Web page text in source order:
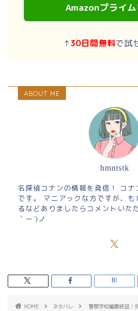
Amazonプライ
↑ 30日間無料で試
ABOUT ME
hmntstk
名探偵コナンの情報を発信！ コ
です。 マニアックな方ですが、も
るなどありましたらコメントいた
｀ー´)ノ
HOME ネタバレ 警察学校編最終話！